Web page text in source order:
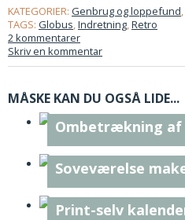
KATEGORIER: Genbrug og loppefund,
TAGS: Globus,Indretning,Retro
2 kommentarer
Skriv en kommentar
MÅSKE KAN DU OGSÅ LIDE...
Ombetrækning
Soveværelse
Print-selv